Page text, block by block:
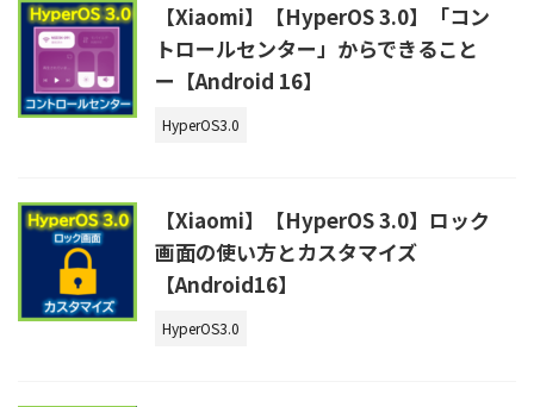
【Xiaomi】【HyperOS 3.0】「コン
トロールセンター」からできること
ー【Android 16】
HyperOS3.0
【Xiaomi】【HyperOS 3.0】ロック
画面の使い方とカスタマイズ
【Android16】
HyperOS3.0